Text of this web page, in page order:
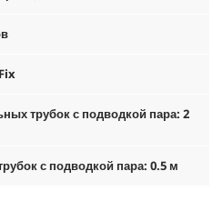
трубок с подводкой пара: 2
с подводкой пара: 0.5 м